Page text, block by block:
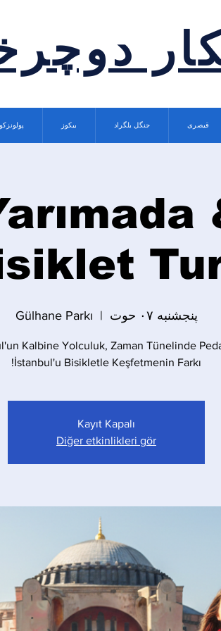
بیکوز جنگل بلگراد قیصری
پنجشنبه ۰۷ حوت
  |
Gülhane Parkı
İstanbul'u Bisikletle Keşfetmenin Farkı!
Kayıt Kapalı
Diğer etkinlikleri gör